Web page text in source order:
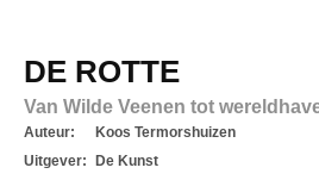
DE ROTTE
Van Wilde Veenen tot
Auteur:
Koos Termorshuizen
Uitgever:
De Kunst